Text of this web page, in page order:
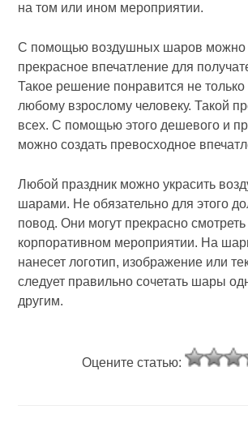
на том или ином мероприятии.
С помощью воздушных шаров можно
прекрасное впечатление для
Такое решение понравится не только
любому взрослому человеку. Такой
всех. С помощью этого дешевого и
можно создать превосходное
Любой праздник можно украсить
шарами. Не обязательно для этого
повод. Они могут прекрасно
корпоративном мероприятии. На
нанесет логотип, изображение или
следует правильно сочетать шары
другим.
Оцените статью: